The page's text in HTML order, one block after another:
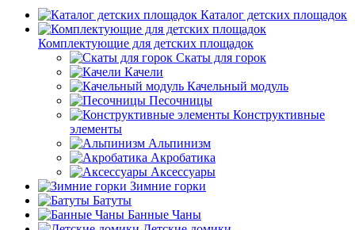
Каталог детских площадок
Комплектующие для детских площадок
Скаты для горок
Качели
Качельный модуль
Песочницы
Конструктивные
элементы
Альпинизм
Акробатика
Аксессуары
Зимние горки
Батуты
Банные Чаны